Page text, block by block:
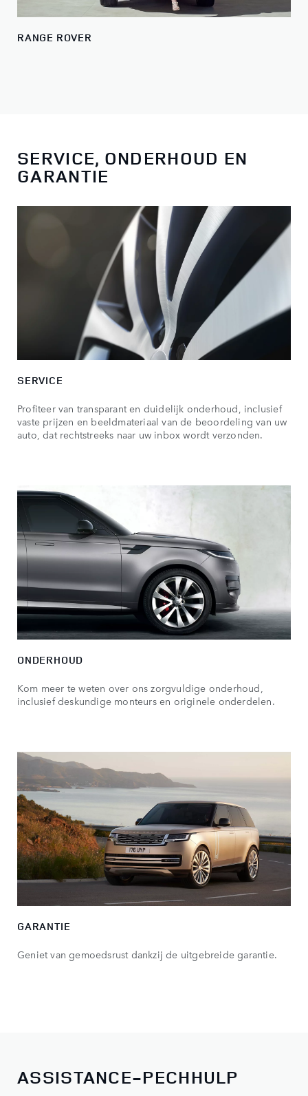
RANGE ROVER
SERVICE, ONDERHOUD EN
GARANTIE
SERVICE
Profiteer van transparant en duidelijk onderhoud, inclusief
vaste prijzen en beeldmateriaal van de beoordeling van uw
auto, dat rechtstreeks naar uw inbox wordt verzonden.
ONDERHOUD
Kom meer te weten over ons zorgvuldige onderhoud,
inclusief deskundige monteurs en originele onderdelen.
GARANTIE
Geniet van gemoedsrust dankzij de uitgebreide garantie.
ASSISTANCE-PECHHULP